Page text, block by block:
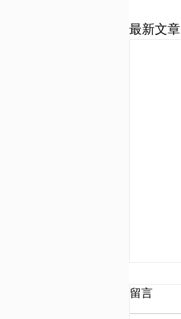
最新文章
留言